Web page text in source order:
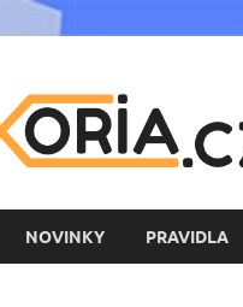
NOVINKY PRAVIDLA